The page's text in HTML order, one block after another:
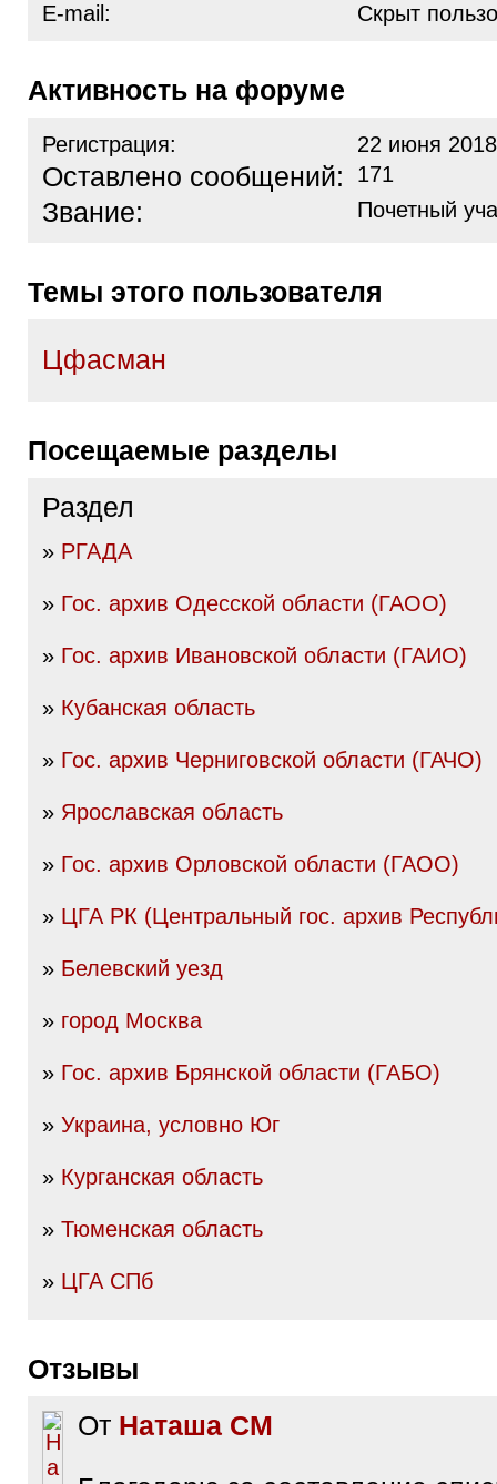
E-mail:
Скрыт
Активность на форуме
Регистрация: 22 июня
Оставлено сообщений: 171
Звание: Почетный
Темы этого пользователя
Цфасман
Посещаемые разделы
Раздел
» РГАДА
» Гос. архив Одесской области (ГАОО)
» Гос. архив Ивановской области (ГАИО)
» Кубанская область
» Гос. архив Черниговской области (ГАЧО)
» Ярославская область
» Гос. архив Орловской области (ГАОО)
» ЦГА РК (Центральный гос. архив
» Белевский уезд
» город Москва
» Гос. архив Брянской области (ГАБО)
» Украина, условно Юг
» Курганская область
» Тюменская область
» ЦГА СПб
Отзывы
От Наташа СМ